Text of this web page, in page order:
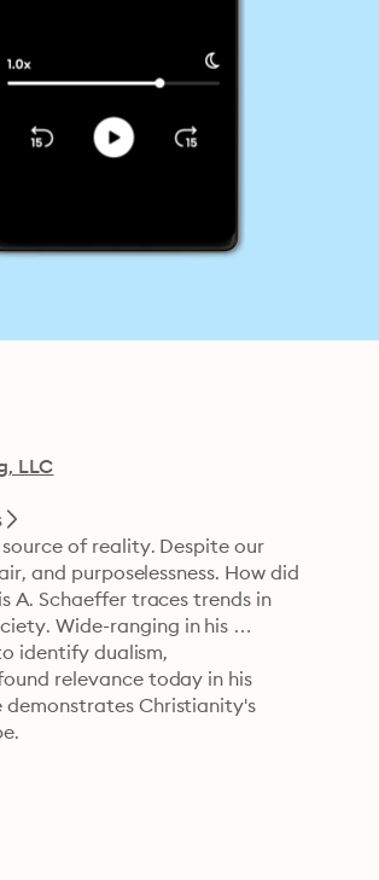
LLC
of reality. Despite our
and purposelessness. How did
A. Schaeffer traces trends in
Wide-ranging in his
identify dualism,
relevance today in his
Christianity's